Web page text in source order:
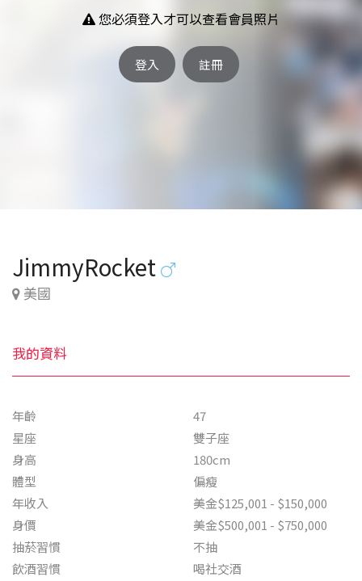
您必須登入才可以查看會員照片
登入 註冊
JimmyRocket
美國
我的資料
年齡
47
星座
雙子座
身高
180cm
體型
偏瘦
年收入
美金$125,001 - $150,000
身價
美金$500,001 - $750,000
抽菸習慣
不抽
飲酒習慣
喝社交酒